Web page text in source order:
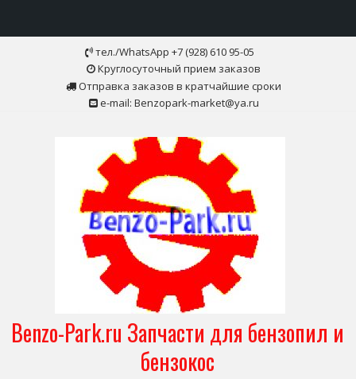
тел./WhatsApp +7 (928) 610 95-05
Круглосуточный прием заказов
Отправка заказов в кратчайшие сроки
e-mail: Benzopark-market@ya.ru
Benzo-Park.ru Запчасти для бензопил и
бензокос